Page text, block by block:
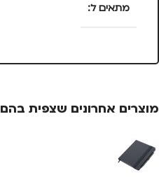
מתאים ל
מוצרים אחרונים שצפית בהם